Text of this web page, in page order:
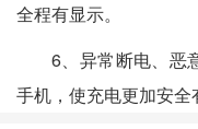
全程有显示。
6、异常断电、恶
手机，使充电更加安全